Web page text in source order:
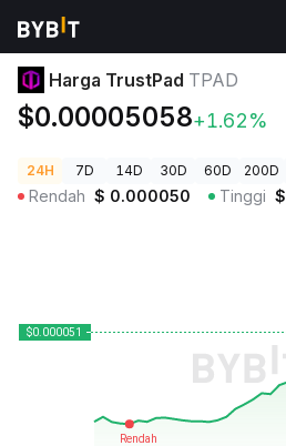
Harga Kripto
Harga TrustPad TPAD
$0.00005058+1.62%
24H 7D 14D 30D 60D 200D
Rendah $ 0.000050 Tinggi $